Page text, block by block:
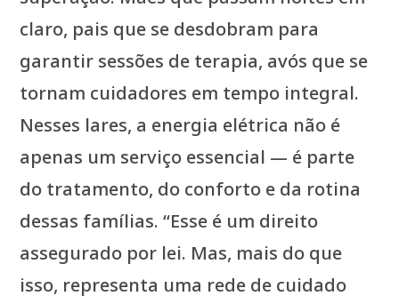
claro, pais que se desdobram para
garantir sessões de terapia, avós que se
tornam cuidadores em tempo integral.
Nesses lares, a energia elétrica não é
apenas um serviço essencial — é parte
do tratamento, do conforto e da rotina
dessas famílias. “Esse é um direito
assegurado por lei. Mas, mais do que
isso, representa uma rede de cuidado